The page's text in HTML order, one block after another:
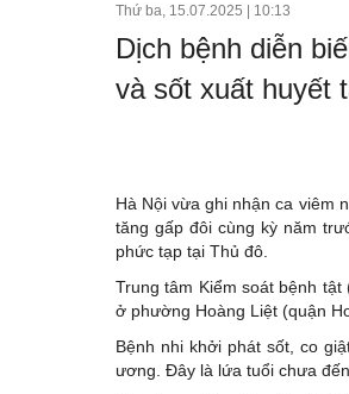
Bất động sản
Doanh nghiệp
Thứ ba, 15.07.2025 | 10:13
Dịch bệnh diễn
và sốt xuất huyết
Hà Nội vừa ghi nhận ca viêm
tăng gấp đôi cùng kỳ năm
phức tạp tại Thủ đô.
Trung tâm Kiểm soát bệnh
ở phường Hoàng Liệt (quận
Bệnh nhi khởi phát sốt, co
ương. Đây là lứa tuổi chưa